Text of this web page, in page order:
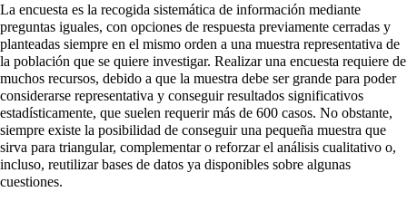
La encuesta es la recogida sistemática de información mediante
preguntas iguales, con opciones de respuesta previamente cerradas y
planteadas siempre en el mismo orden a una muestra representativa de
la población que se quiere investigar. Realizar una encuesta requiere de
muchos recursos, debido a que la muestra debe ser grande para poder
considerarse representativa y conseguir resultados significativos
estadísticamente, que suelen requerir más de 600 casos. No obstante,
siempre existe la posibilidad de conseguir una pequeña muestra que
sirva para triangular, complementar o reforzar el análisis cualitativo o,
incluso, reutilizar bases de datos ya disponibles sobre algunas
cuestiones.